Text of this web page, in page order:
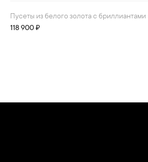
Пусеты из белого золота с бриллиантами
118 900 ₽